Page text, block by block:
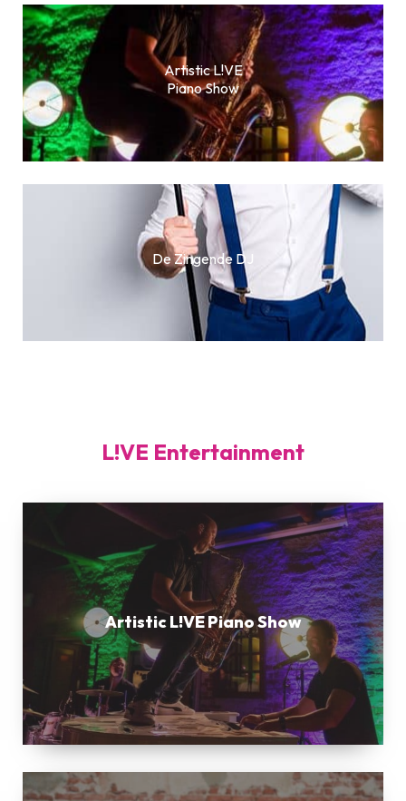
Artistic L!VE
Piano Show
De Zingende DJ
L!VE Entertainment
Artistic L!VE Piano Show
PERCUSSIONIST